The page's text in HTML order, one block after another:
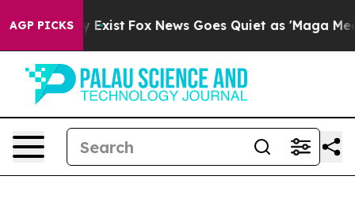
AGP PICKS
They Exist Fox News Goes Quiet as 'Maga Media